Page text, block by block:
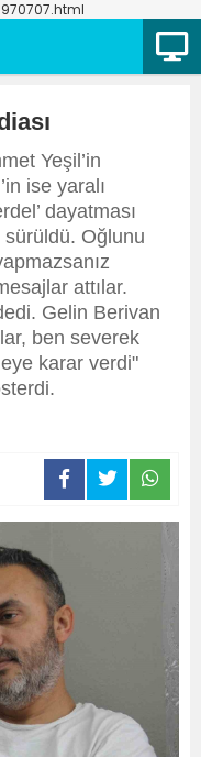
Yeşil’in
ise yaralı
dayatması
Oğlunu
attılar.
Gelin Berivan
ben severek
karar verdi"